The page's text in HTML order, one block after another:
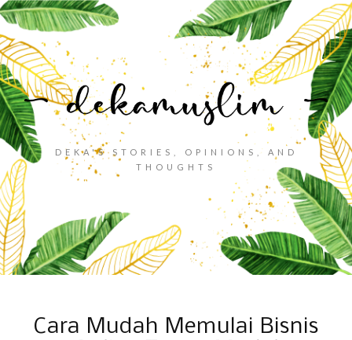
DEKA'S STORIES, OPINIONS, AND
THOUGHTS
Cara Mudah Memulai Bisnis